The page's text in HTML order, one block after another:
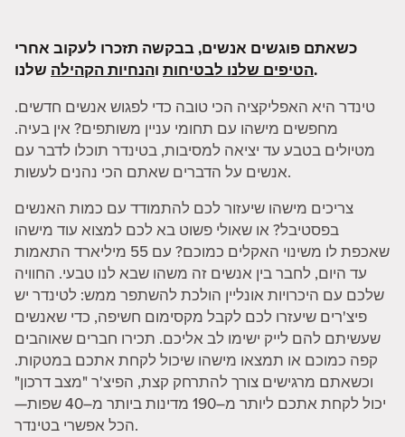
כשאתם פוגשים אנשים, בבקשה תזכרו לעקוב אחרי
הטיפים שלנו לבטיחות והנחיות הקהילה שלנו.
טינדר היא האפליקציה הכי טובה כדי לפגוש אנשים חדשים.
מחפשים מישהו עם תחומי עניין משותפים? אין בעיה.
מטיולים בטבע עד יציאה למסיבות, בטינדר תוכלו לדבר עם
אנשים על הדברים שאתם הכי נהנים לעשות.
צריכים מישהו שיעזור לכם להתמודד עם כמות האנשים
בפסטיבל? או שאולי פשוט בא לכם למצוא עוד מישהו
שאכפת לו משינוי האקלים כמוכם? עם 55 מיליארד התאמות
עד היום, לחבר בין אנשים זה משהו שבא לנו טבעי. החוויה
שלכם עם היכרויות אונליין הולכת להשתפר ממש: לטינדר יש
פיצ'רים שיעזרו לכם לקבל מקסימום חשיפה, כדי שאנשים
שעשיתם להם לייק ישימו לב אליכם. תכירו חברים שאוהבים
קפה כמוכם או תמצאו מישהו שיכול לקחת אתכם במטקות.
וכשאתם מרגישים צורך להתרחק קצת, הפיצ'ר "מצב דרכון"
יכול לקחת אתכם ליותר מ–190 מדינות ביותר מ–40 שפות—
הכל אפשרי בטינדר.